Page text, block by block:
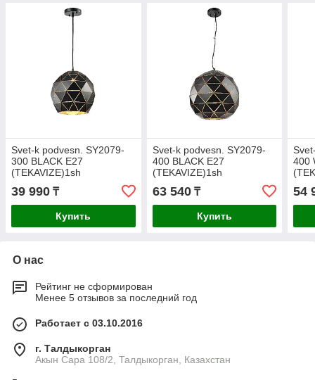
Svet-k podvesn. SY2079-
300 BLACK E27
(TEKAVIZE)1sh
39 990 ₸
Купить
Svet-k podvesn. SY2079-
400 BLACK E27
(TEKAVIZE)1sh
63 540₸
Купить
400
54
О нас
Рейтинг не сформирован
Менее 5 отзывов за последний год
Работает с 03.10.2016
г. Талдыкорган
Акын Сара 108/2, Талдыкорган, Казахстан